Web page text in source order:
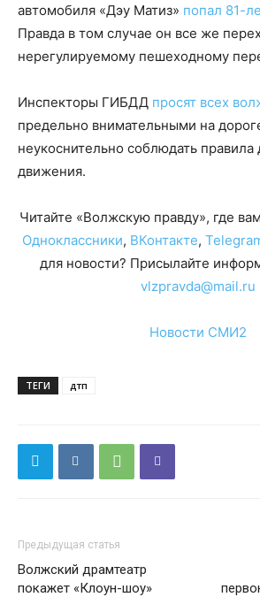
автомобиля «Дэу Матиз» попал 81-
Правда в том случае он все же
нерегулируемому пешеходному
Инспекторы ГИБДД просят всех
предельно внимательными на
неукоснительно соблюдать
движения.
Читайте «Волжскую правду», где
Одноклассники, ВКонтакте,
для новости? Присылайте
vlzpravda@mail.ru
Новости СМИ2
ТЕГИ дтп
Предыдущая статья
Волжский драмтеатр
покажет «Клоун-шоу»